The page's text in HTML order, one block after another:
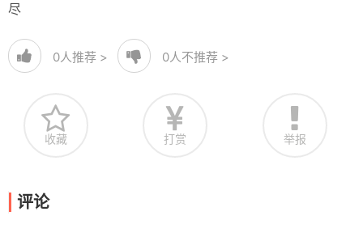
尽
0人推荐 > 0人不推荐 >
收藏 打赏 举报
评论